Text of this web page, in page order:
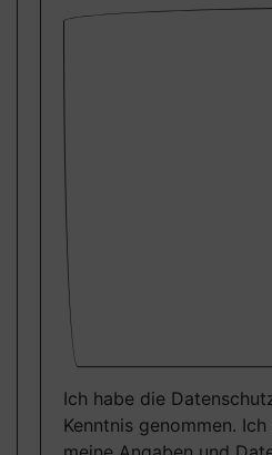
Ich habe die
Kenntnis genommen.